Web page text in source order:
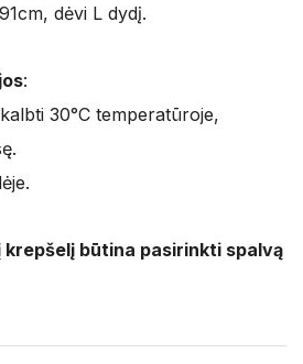
dėvi L dydį.
:
30°C temperatūroje,
krepšelį būtina pasirinkti spalvą